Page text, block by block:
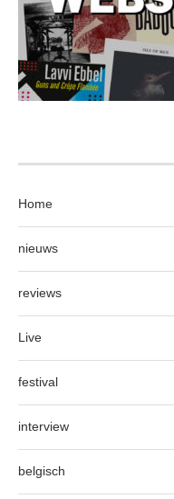
Home
nieuws
reviews
Live
festival
interview
belgisch